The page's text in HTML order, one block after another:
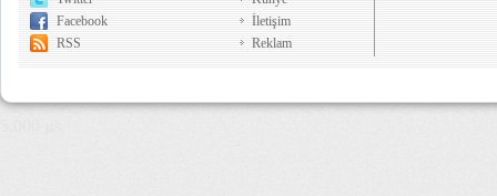
Facebook
RSS
İletişim
Reklam